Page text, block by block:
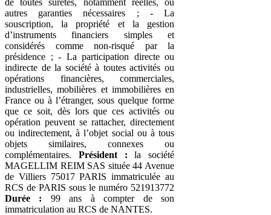
autres garanties nécessaires ; - La
souscription, la propriété et la gestion
d’instruments financiers simples et
considérés comme non-risqué par la
présidence ; - La participation directe ou
indirecte de la société à toutes activités ou
opérations financières, commerciales,
industrielles, mobilières et immobilières en
France ou à l’étranger, sous quelque forme
que ce soit, dès lors que ces activités ou
opération peuvent se rattacher, directement
ou indirectement, à l’objet social ou à tous
objets similaires, connexes ou
complémentaires. Président : la société
MAGELLIM REIM SAS située 44 Avenue
de Villiers 75017 PARIS immatriculée au
RCS de PARIS sous le numéro 521913772
Durée : 99 ans à compter de son
immatriculation au RCS de NANTES.